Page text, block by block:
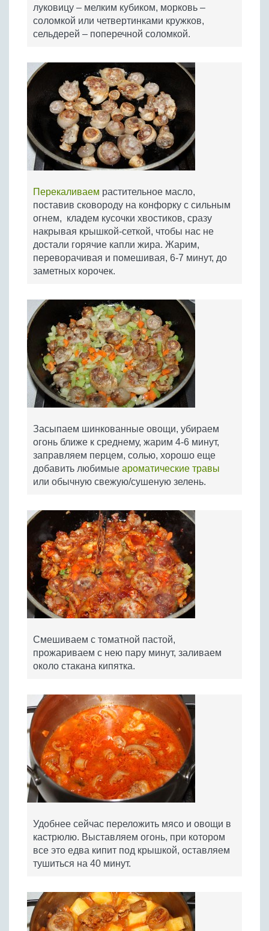
луковицу – мелким кубиком, морковь –
соломкой или четвертинками кружков,
сельдерей – поперечной соломкой.
Перекаливаем растительное масло,
поставив сковороду на конфорку с сильным
огнем, кладем кусочки хвостиков, сразу
накрывая крышкой-сеткой, чтобы нас не
достали горячие капли жира. Жарим,
переворачивая и помешивая, 6-7 минут, до
заметных корочек.
Засыпаем шинкованные овощи, убираем
огонь ближе к среднему, жарим 4-6 минут,
заправляем перцем, солью, хорошо еще
добавить любимые ароматические травы
или обычную свежую/сушеную зелень.
Смешиваем с томатной пастой,
прожариваем с нею пару минут, заливаем
около стакана кипятка.
Удобнее сейчас переложить мясо и овощи в
кастрюлю. Выставляем огонь, при котором
все это едва кипит под крышкой, оставляем
тушиться на 40 минут.